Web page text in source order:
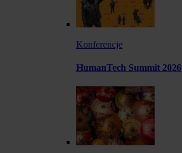
Konferencje
HumanTech Summit 2026